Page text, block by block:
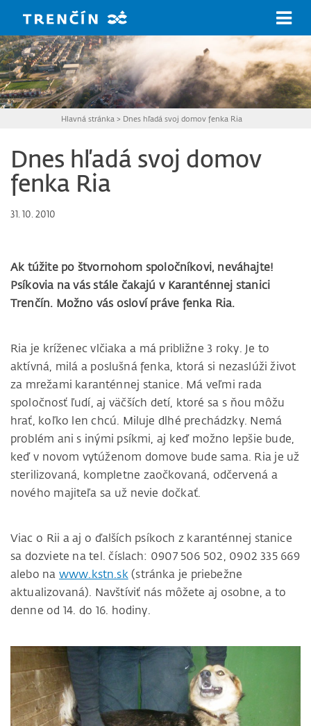
Hlavná stránka > Dnes hľadá svoj domov fenka Ria
Dnes hľadá svoj domov
fenka Ria
31. 10. 2010
Ak túžite po štvornohom spoločníkovi, neváhajte!
Psíkovia na vás stále čakajú v Karanténnej stanici
Trenčín. Možno vás osloví práve fenka Ria.
Ria je kríženec vlčiaka a má približne 3 roky. Je to
aktívná, milá a poslušná fenka, ktorá si nezaslúži život
za mrežami karanténnej stanice. Má veľmi rada
spoločnosť ľudí, aj väčších detí, ktoré sa s ňou môžu
hrať, koľko len chcú. Miluje dlhé prechádzky. Nemá
problém ani s inými psíkmi, aj keď možno lepšie bude,
keď v novom vytúženom domove bude sama. Ria je už
sterilizovaná, kompletne zaočkovaná, odčervená a
nového majiteľa sa už nevie dočkať.
Viac o Rii a aj o ďalších psíkoch z karanténnej stanice
sa dozviete na tel. číslach: 0907 506 502, 0902 335 669
alebo nawww.kstn.sk(stránka je priebežne
aktualizovaná). Navštíviť nás môžete aj osobne, a to
denne od 14. do 16. hodiny.